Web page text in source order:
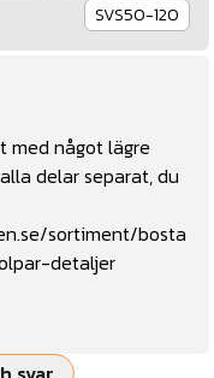
SVS50-120
med något lägre
delar separat, du
sortiment/bosta
detaljer